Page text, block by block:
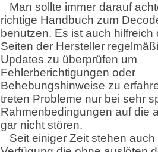
Man sollte immer darauf
richtige Handbuch zum
benutzen. Es ist auch hilfreich
Seiten der Hersteller
Updates zu überprüfen um
Fehlerberichtigungen oder
Behebungshinweise zu
treten Probleme nur bei sehr
Rahmenbedingungen auf die
gar nicht stören.
Seit einiger Zeit stehen